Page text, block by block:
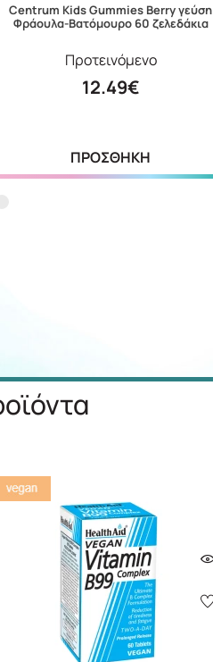
Centrum Kids Gummies Berry γεύση
Φράουλα-Βατόμουρο 60 ζελεδάκια
Προτεινόμενο
12.49€
ΠΡΟΣΘΗΚΗ